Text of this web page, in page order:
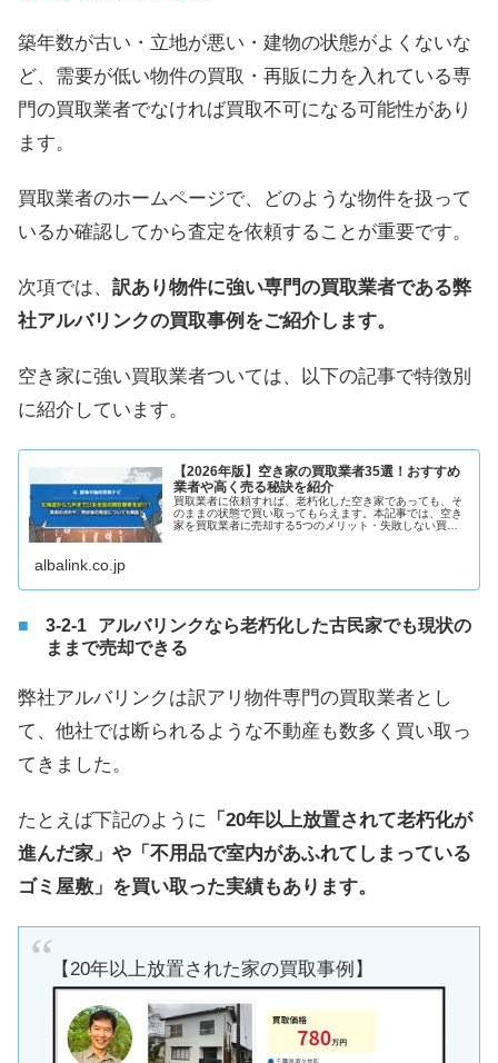
築年数が古い・立地が悪い・建物の状態がよくないな
ど、需要が低い物件の買取・再販に力を入れている専
門の買取業者でなければ買取不可になる可能性があり
ます。
買取業者のホームページで、どのような物件を扱って
いるか確認してから査定を依頼することが重要です。
次項では、 訳あり物件に強い専門の買取業者である弊
社アルバリンクの買取事例をご紹介します。
空き家に強い買取業者ついては、以下の記事で特徴別
に紹介しています。
【2026年版】空き家の買取業者35選！おすすめ
業者や高く売る秘訣を紹介
買取業者に依頼すれば、老朽化した空き家であっても、そ
のままの状態で買い取ってもらえます。本記事では、空き
家を買取業者に売却する5つのメリット・失敗しない買取
albalink.co.jp
アルバリンクなら老朽化した古民家でも現状の
ままで売却できる
弊社アルバリンクは訳アリ物件専門の買取業者とし
て、他社では断られるような不動産も数多く買い取っ
てきました。
たとえば下記のように 「20年以上放置されて老朽化が
進んだ家」や「不用品で室内があふれてしまっている
ゴミ屋敷」を買い取った実績もあります。
【20年以上放置された家の買取事例】